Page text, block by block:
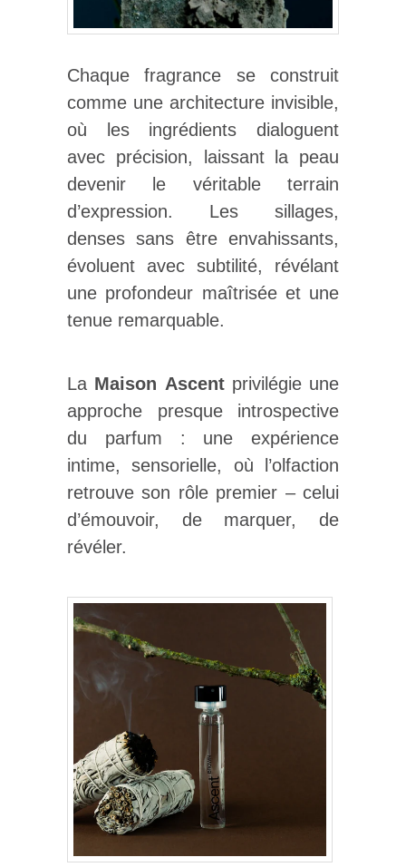
Chaque fragrance se construit
comme une architecture invisible,
où les ingrédients dialoguent
avec précision, laissant la peau
devenir le véritable terrain
d’expression. Les sillages,
denses sans être envahissants,
évoluent avec subtilité, révélant
une profondeur maîtrisée et une
tenue remarquable.
La Maison Ascentprivilégie une
approche presque introspective
du parfum : une expérience
intime, sensorielle, où l’olfaction
retrouve son rôle premier – celui
d’émouvoir, de marquer, de
révéler.